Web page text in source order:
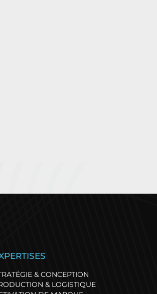
Genève Triathlon : l’un
des plus beaux parcours
s'offre une édition record
!
& CONCEPTION
& LOGISTIQUE